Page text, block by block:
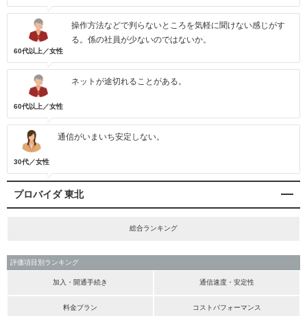
60代以上／女性
操作方法などで判らないところを気軽に聞けない感じがす
る。係の社員が少ないのではないか。
60代以上／女性
ネットが途切れることがある。
30代／女性
通信がいまいち安定しない。
プロバイダ 東北
総合ランキング
評価項目別ランキング
加入・開通手続き 通信速度・安定性
料金プラン コストパフォーマンス